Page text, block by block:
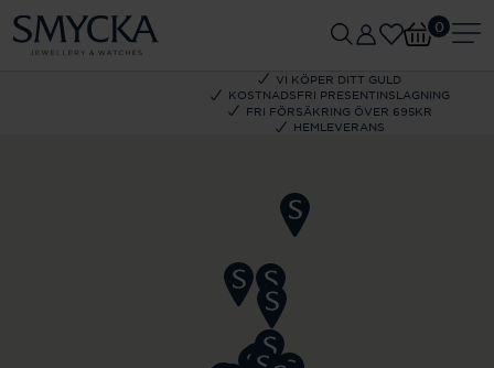
VI KÖPER DITT GULD
KOSTNADSFRI PRESENTINSLAGNING
FRI FÖRSÄKRING ÖVER 695KR
HEMLEVERANS
0